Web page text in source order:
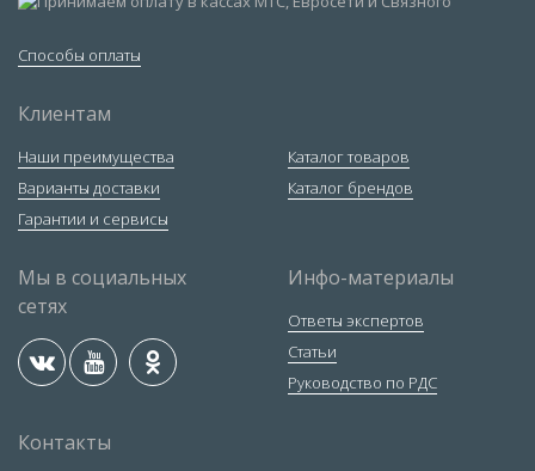
Способы оплаты
Клиентам
Наши преимущества
Варианты доставки
Гарантии и сервисы
Каталог товаров
Каталог брендов
Мы в социальных
сетях
Инфо-материалы
Ответы экспертов
Статьи
Руководство по РДС
Контакты